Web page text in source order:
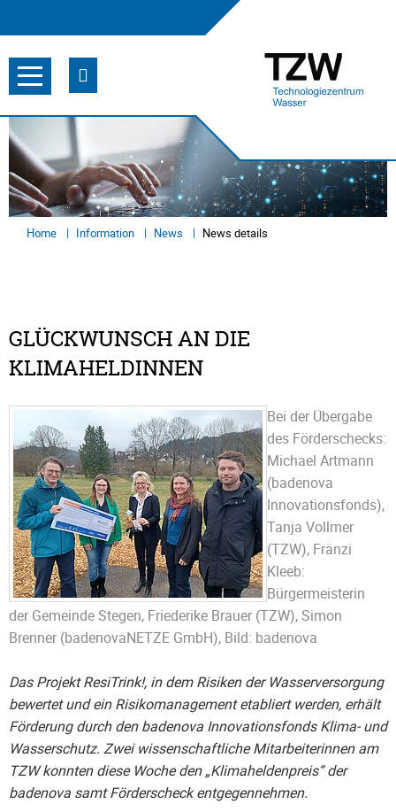
Home Information News News details
GLÜCKWUNSCH AN DIE
KLIMAHELDINNEN
Bei der Übergabe
des Förderschecks:
Michael Artmann
(badenova
Innovationsfonds),
Tanja Vollmer
(TZW), Fränzi
Kleeb:
Bürgermeisterin
der Gemeinde Stegen, Friederike Brauer (TZW), Simon
Brenner (badenovaNETZE GmbH), Bild: badenova
Das Projekt ResiTrink!, in dem Risiken der Wasserversorgung
bewertet und ein Risikomanagement etabliert werden, erhält
Förderung durch den badenova Innovationsfonds Klima- und
Wasserschutz. Zwei wissenschaftliche Mitarbeiterinnen am
TZW konnten diese Woche den „Klimaheldenpreis“ der
badenova samt Förderscheck entgegennehmen.